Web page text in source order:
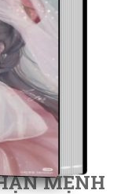
MỆNH